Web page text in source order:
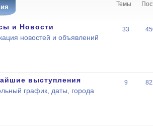
Темы
и Новости
новостей и объявлений
33
выступления
график, даты, города
9